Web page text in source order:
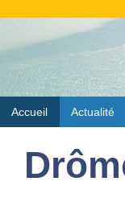
Accueil Actualité